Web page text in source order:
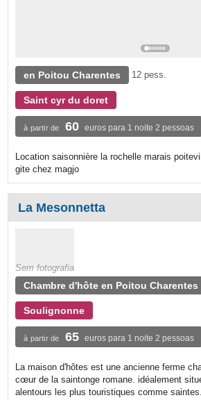
en Poitou Charentes 12 pess.
Saint cyr du doret
à partir de 60 euros para 1 noite 2 pessoas
Location saisonnière la rochelle marais
gite chez magjo
La Mesonnetta
Sem fotografia
Chambre d'hôte en Poitou Charentes
Soulignonne
à partir de 65 euros para 1 noite 2 pessoas
La maison d'hôtes est une ancienne ferme
cœur de la saintonge romane. idéalement
alentours les plus touristiques comme